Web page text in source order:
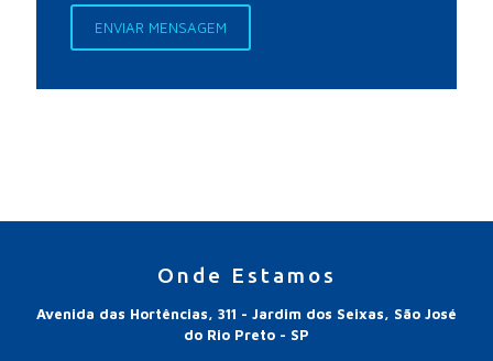
Onde Estamos
Avenida das Hortências, 311 - Jardim dos Seixas, São José
do Rio Preto - SP